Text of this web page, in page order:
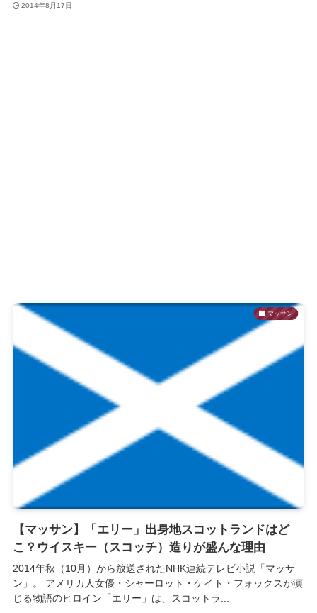
2014年8月17日
マッサン
【マッサン】「エリー」出身地スコットランドはど
こ？ウイスキー（スコッチ）造りが盛んな理由
2014年秋（10月）から放送されたNHK連続テレビ小説「マッサ
ン」。 アメリカ人女優・シャーロット・ケイト・フォックスが演
じる物語のヒロイン「エリー」は、スコットラ...